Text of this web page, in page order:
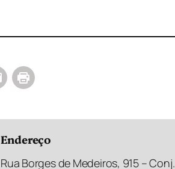
Endereço
Rua Borges de Medeiros, 915 – Conj.